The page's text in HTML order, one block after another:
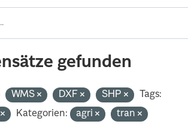
gefunden
WMS DXF SHP
Tags:
Kategorien: agri tran